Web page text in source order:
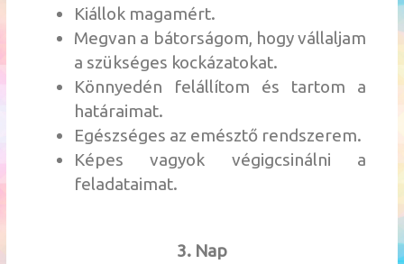
Kiállok magamért.
Megvan a bátorságom, hogy vállaljam
a szükséges kockázatokat.
Könnyedén felállítom és tartom a
határaimat.
Egészséges az emésztő rendszerem.
Képes vagyok végigcsinálni a
feladataimat.
3. Nap